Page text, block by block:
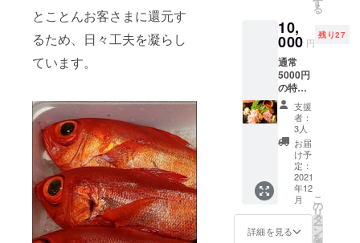
とことんお客さまに還元す
るため、日々工夫を凝らし
ています。
予定
だった
の消
化）と
させて
いただ
きま
す。
・
コース
利用券
の有効
期限：
2021年
12月1日
から
※お連
れ様も
使用で
きま
す。
※1回1
名様分
す。
【注
意事
項】
・ご
利用の
際は、
ランチ
回数券
（1,000
円×11
枚）の
お食事
券をご
自宅に
郵送い
たしま
す。
※複数回
に分け
てのご
利用も
可能で
す。
※お連れ
様も使
る
10,
000 円
残り27
通常
5000円
の特大
マグロ
カブト
コース
をクラ
ファン
特別こ
ぼれ寿
司コー
スに！
（2名様
分） 1.
支援
者：
3人
お届
け予
定：
2021
年12
月
詳細を見る
こ
の
リ
タ
ー
ン
を